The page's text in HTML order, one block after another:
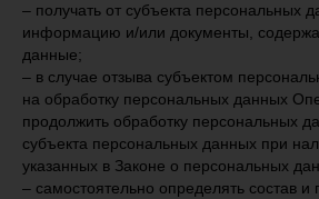
– получать от субъекта персональных
информацию и/или документы,
данные;
– в случае отзыва субъектом
на обработку персональных данных
продолжить обработку персональных
субъекта персональных данных при
указанных в Законе о персональных
– самостоятельно определять состав и